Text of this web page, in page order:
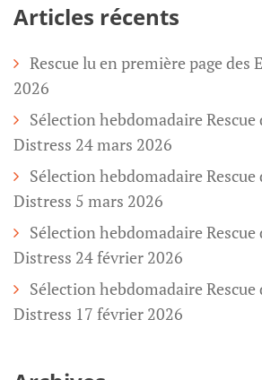
Articles récents
Rescue lu en première page des
2026
Sélection hebdomadaire Rescue
Distress 24 mars 2026
Sélection hebdomadaire Rescue
Distress 5 mars 2026
Sélection hebdomadaire Rescue
Distress 24 février 2026
Sélection hebdomadaire Rescue
Distress 17 février 2026